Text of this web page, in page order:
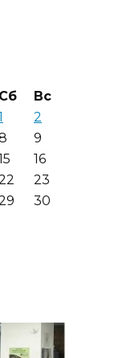
Сб
Вс
2
9
16
23
30